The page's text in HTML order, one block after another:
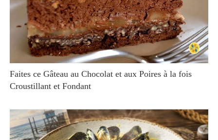
Faites ce Gâteau au Chocolat et aux Poires à la fois
Croustillant et Fondant